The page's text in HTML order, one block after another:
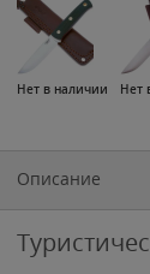
Нет в наличии Нет
Описание